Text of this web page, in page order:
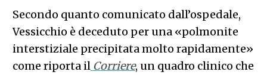
Secondo quanto comunicato dall’ospedale,
Vessicchio è deceduto per una «polmonite
interstiziale precipitata molto rapidamente»
come riporta il Corriere, un quadro clinico che